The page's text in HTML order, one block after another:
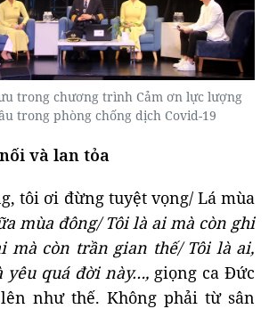
trong chương trình Cảm ơn lực lượng
trong phòng chống dịch Covid-19
và lan tỏa
tôi ơi đừng tuyệt vọng/ Lá mùa
mùa đông/ Tôi là ai mà còn ghi
mà còn trần gian thế/ Tôi là ai,
yêu quá đời này…, giọng ca Đức
như thế. Không phải từ sân